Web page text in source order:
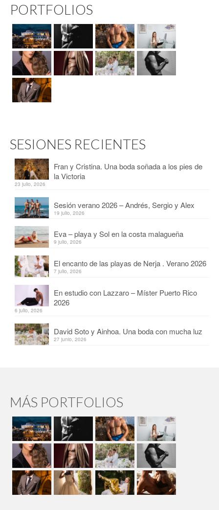
PORTFOLIOS
SESIONES RECIENTES
Fran y Cristina. Una boda soñada a los pies de
la Victoria
23 julio, 2026
Sesión verano 2026 – Andrés, Sergio y Alex
19 julio, 2026
Eva – playa y Sol en la costa malagueña
9 julio, 2026
El encanto de las playas de Nerja . Verano 2026
7 julio, 2026
En estudio con Lazzaro – Míster Puerto Rico
2026
6 julio, 2026
David Soto y Ainhoa. Una boda con mucha luz
27 junio, 2026
MÁS PORTFOLIOS